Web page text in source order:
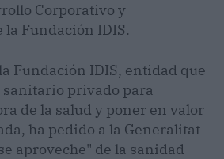
Corporativo y
Fundación IDIS.
Fundación IDIS, entidad que
privado para
de la salud y poner en valor
ha pedido a la Generalitat
aproveche" de la sanidad